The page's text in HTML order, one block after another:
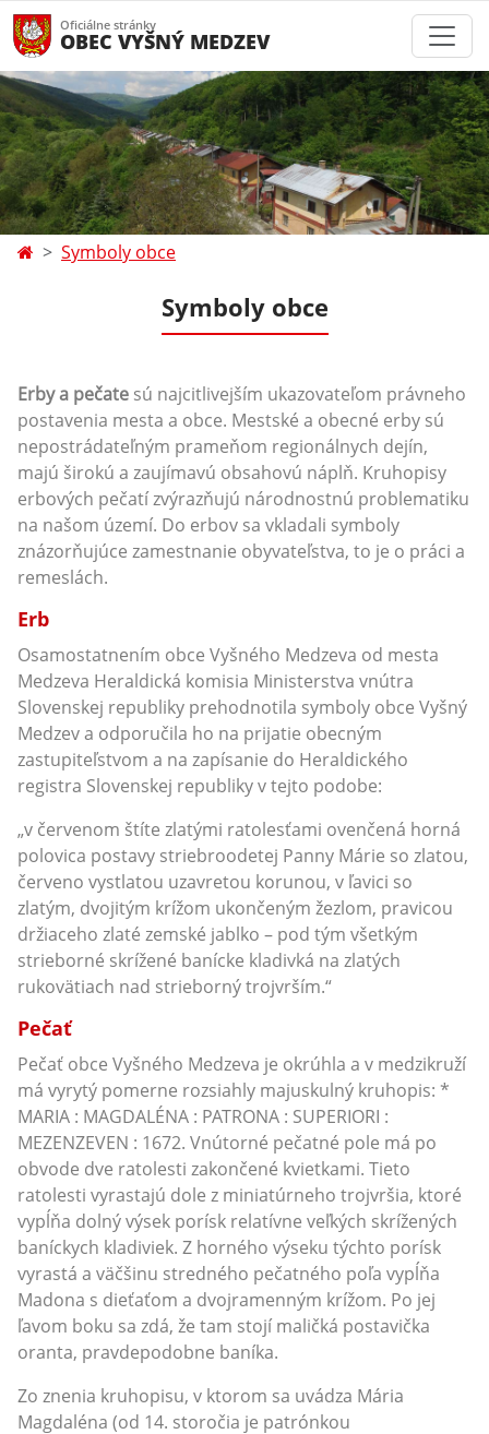
Oficiálne stránky
OBEC VYŠNÝ MEDZEV
Symboly obce
Symboly obce
Erby a pečate sú najcitlivejším ukazovateľom právneho
postavenia mesta a obce. Mestské a obecné erby sú
nepostrádateľným prameňom regionálnych dejín,
majú širokú a zaujímavú obsahovú náplň. Kruhopisy
erbových pečatí zvýrazňujú národnostnú problematiku
na našom území. Do erbov sa vkladali symboly
znázorňujúce zamestnanie obyvateľstva, to je o práci a
remeslách.
Erb
Osamostatnením obce Vyšného Medzeva od mesta
Medzeva Heraldická komisia Ministerstva vnútra
Slovenskej republiky prehodnotila symboly obce Vyšný
Medzev a odporučila ho na prijatie obecným
zastupiteľstvom a na zapísanie do Heraldického
registra Slovenskej republiky v tejto podobe:
„v červenom štíte zlatými ratolesťami ovenčená horná
polovica postavy striebroodetej Panny Márie so zlatou,
červeno vystlatou uzavretou korunou, v ľavici so
zlatým, dvojitým krížom ukončeným žezlom, pravicou
držiaceho zlaté zemské jablko – pod tým všetkým
strieborné skrížené banícke kladivká na zlatých
rukovätiach nad strieborný trojvrším.“
Pečať
Pečať obce Vyšného Medzeva je okrúhla a v medzikruží
má vyrytý pomerne rozsiahly majuskulný kruhopis: *
MARIA : MAGDALÉNA : PATRONA : SUPERIORI :
MEZENZEVEN : 1672. Vnútorné pečatné pole má po
obvode dve ratolesti zakončené kvietkami. Tieto
ratolesti vyrastajú dole z miniatúrneho trojvršia, ktoré
vypĺňa dolný výsek porísk relatívne veľkých skrížených
baníckych kladiviek. Z horného výseku týchto porísk
vyrastá a väčšinu stredného pečatného poľa vypĺňa
Madona s dieťaťom a dvojramenným krížom. Po jej
ľavom boku sa zdá, že tam stojí maličká postavička
oranta, pravdepodobne baníka.
Zo znenia kruhopisu, v ktorom sa uvádza Mária
Magdaléna (od 14. storočia je patrónkou